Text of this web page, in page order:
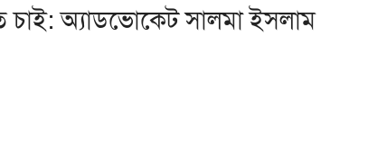
চাই: অ্যাডভোকেট সালমা ইসলাম